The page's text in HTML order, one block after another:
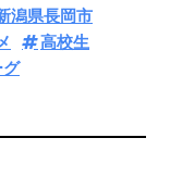
潟県長岡市
高校生
グ